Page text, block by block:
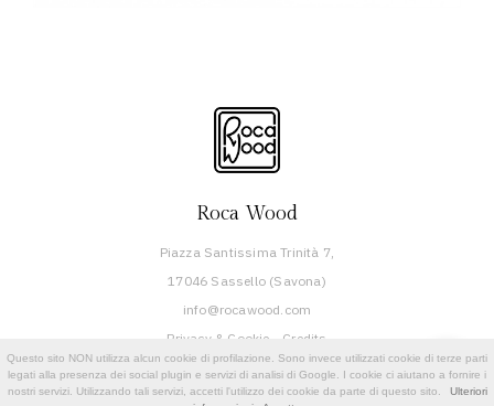
Roca Wood
Piazza Santissima Trinità 7,
17046 Sassello (Savona)
info@rocawood.com
Privacy & Cookie
Credits
Questo sito NON utilizza alcun cookie di profilazione. Sono invece utilizzati cookie di terze parti
legati alla presenza dei social plugin e servizi di analisi di Google. I cookie ci aiutano a fornire i
nostri servizi. Utilizzando tali servizi, accetti l'utilizzo dei cookie da parte di questo sito.
Ulteriori